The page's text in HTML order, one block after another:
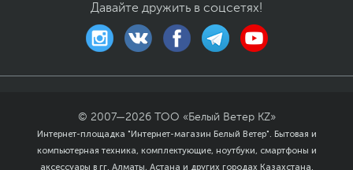
Давайте дружить в соцсетях!
© 2007—2026
ТОО «Белый Ветер KZ»
Интернет-площадка "Интернет-магазин Белый Ветер". Бытовая и
компьютерная техника, комплектующие, ноутбуки, смартфоны и
аксессуары в гг. Алматы, Астана и других городах Казахстана.